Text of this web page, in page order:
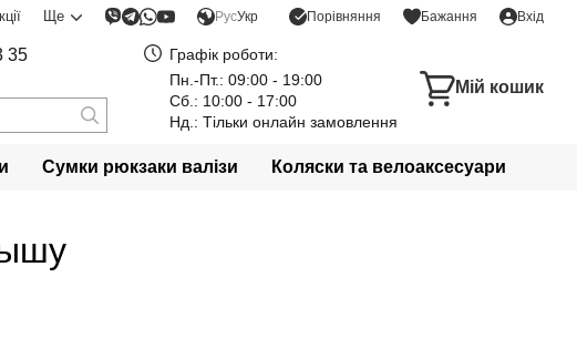
Ще РусУкр Порівняння Бажання Вхід
35
Графік роботи:
Пн.-Пт.: 09:00 - 19:00
Сб.: 10:00 - 17:00
Нд.: Тільки онлайн замовлення
Мій кошик
Сумки рюкзаки валізи Коляски та велоаксесуари